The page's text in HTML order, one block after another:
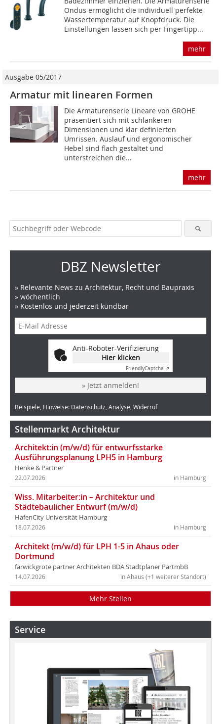
Ondus ermöglicht die individuell perfekte
Wassertemperatur auf Knopfdruck. Die
Einstellungen lassen sich per Fingertipp...
mehr
Ausgabe 05/2017
Armatur mit linearen Formen
Die Armaturenserie Lineare von GROHE
präsentiert sich mit schlankeren
Dimensionen und klar definierten
Umrissen. Auslauf und ergonomischer
Hebel sind flach gestaltet und
unterstreichen die...
mehr
DBZ Newsletter
» Relevante News zu Architektur, Recht und Baupraxis
» wöchentlich
» Kostenlos und jederzeit kündbar
Anti-Roboter-Verifizierung
Hier klicken
FriendlyCaptcha ⇗
» Jetzt anmelden!
Beispiele, Hinweise: Datenschutz, Analyse, Widerruf
Stellenmarkt Architektur
Architekt:in (m/w/d) für entwurfsstarke
Ausführungsplanung LPH5 in Hamburg
Henke & Partner
in Hamburg
22.07.2026
Wiss. Mitarbeiter:in – Architektur und
Städtebaulicher Entwurf (m/w/d)
HafenCity Universität Hamburg
in Hamburg
18.07.2026
Architekt (m/w/d) für LPH 1-5 in Ahaus oder
Dortmund
farwickgrote partner Architekten BDA Stadtplaner PartmbB
in Ahaus (+1 weiterer Standort)
14.07.2026
Mehr Stellen
Service